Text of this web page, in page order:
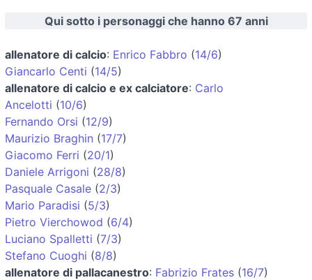
Qui sotto i personaggi che hanno 67 anni
allenatore di calcio: Enrico Fabbro (14/6)
Giancarlo Centi (14/5)
allenatore di calcio e ex calciatore: Carlo
Ancelotti (10/6)
Fernando Orsi (12/9)
Maurizio Braghin (17/7)
Giacomo Ferri (20/1)
Daniele Arrigoni (28/8)
Pasquale Casale (2/3)
Mario Paradisi (5/3)
Pietro Vierchowod (6/4)
Luciano Spalletti (7/3)
Stefano Cuoghi (8/8)
allenatore di pallacanestro: Fabrizio Frates (16/7)